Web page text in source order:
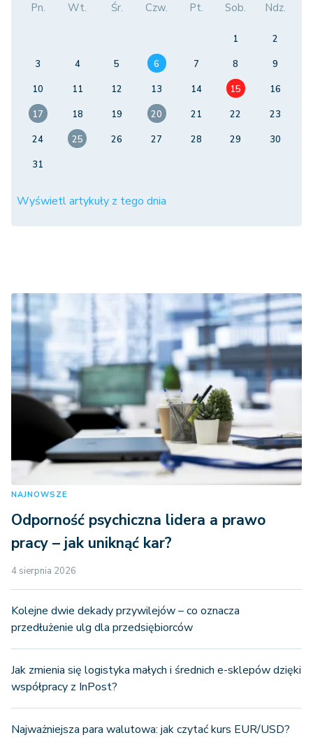
Pn. Wt. Śr. Czw. Pt. Sob. Ndz.
1
2
3
4 5 6 7 8
9
10
11 12 13 14 15
16
17
18 19 20 21 22
23
24
25 26 27 28 29
30
31
Wyświetl artykuły z tego dnia
NAJNOWSZE
Odporność psychiczna lidera a prawo
pracy – jak uniknąć kar?
4 sierpnia 2026
Kolejne dwie dekady przywilejów – co oznacza
przedłużenie ulg dla przedsiębiorców
Jak zmienia się logistyka małych i średnich e-sklepów dzięki
współpracy z InPost?
Najważniejsza para walutowa: jak czytać kurs EUR/USD?